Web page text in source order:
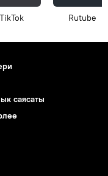
ТikТоk Rutube
саясаты